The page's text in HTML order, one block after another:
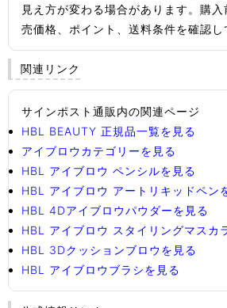
見え方が変わる場合があります。購
売価格、ポイント、送料条件を確認し
関連リンク
サインポスト通販内の関連ページ
HBL BEAUTY 正規品一覧を見る
アイブロウカテゴリーを見る
HBL アイブロウ ペンシルを見る
HBL アイブロウ アートリキッドペン
HBL 4Dアイブロウパウダーを見る
HBL アイブロウ スタイリングマスカ
HBL 3Dクッションブロウを見る
HBL アイブロウブラシを見る